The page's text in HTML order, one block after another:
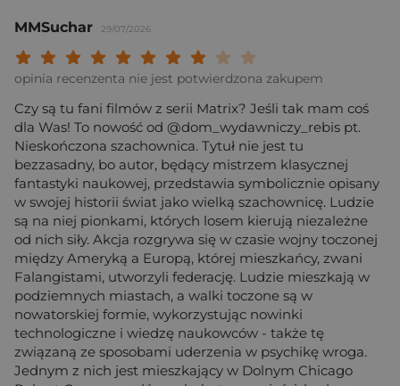
MMSuchar 29/07/2026
Twoja ocena:
Twoja ocena: Wybitna 9/
Twoja ocena: Rewelacyjna 8/
Twoja ocena: Bardzo dobra 7/10"
Twoja ocena: Dobra 6/10"
Twoja ocena: Przeciętna 5/10"
Twoja ocena: Może być 4/10"
Twoja ocena: Słaba 3/10"
Twoja ocena: Bardzo słaba 2/10"
Twoja ocena: Beznadziejna 1/10"
opinia recenzenta nie jest potwierdzona zakupem
Czy są tu fani filmów z serii Matrix? Jeśli tak mam coś
dla Was! To nowość od @dom_wydawniczy_rebis pt.
Nieskończona szachownica. Tytuł nie jest tu
bezzasadny, bo autor, będący mistrzem klasycznej
fantastyki naukowej, przedstawia symbolicznie opisany
w swojej historii świat jako wielką szachownicę. Ludzie
są na niej pionkami, których losem kierują niezależne
od nich siły. Akcja rozgrywa się w czasie wojny toczonej
między Ameryką a Europą, której mieszkańcy, zwani
Falangistami, utworzyli federację. Ludzie mieszkają w
podziemnych miastach, a walki toczone są w
nowatorskiej formie, wykorzystując nowinki
technologiczne i wiedzę naukowców - także tę
związaną ze sposobami uderzenia w psychikę wroga.
Jednym z nich jest mieszkający w Dolnym Chicago